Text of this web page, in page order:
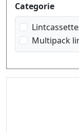
zwart op wit
zwart op
Categorie
Multipack